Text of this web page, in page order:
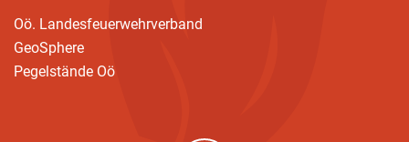
Oö. Landesfeuerwehrverband
GeoSphere
Pegelstände Oö